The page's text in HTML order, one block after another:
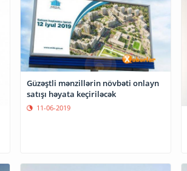
Güzəştli mənzillərin növbəti onlayn
satışı həyata keçiriləcək
11-06-2019